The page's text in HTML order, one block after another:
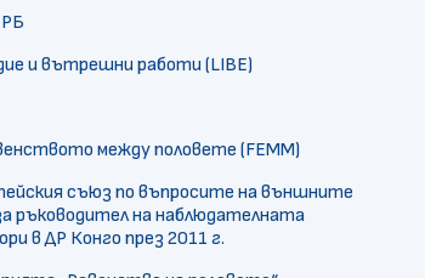
и вътрешни работи (LIBE)
между половете (FEMM)
съюз по въпросите на външните
ръководител на наблюдателната
в ДР Конго през 2011 г.